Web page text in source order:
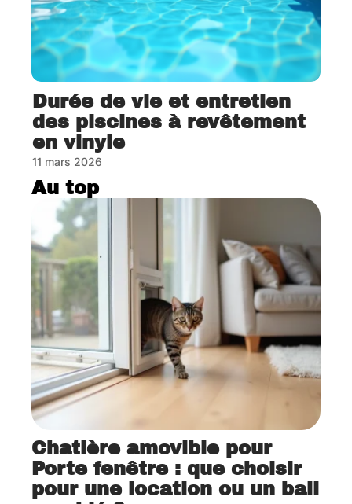
Durée de vie et entretien
des piscines à revêtement
en vinyle
11 mars 2026
Au top
Chatière amovible pour
Porte fenêtre : que choisir
pour une location ou un bail